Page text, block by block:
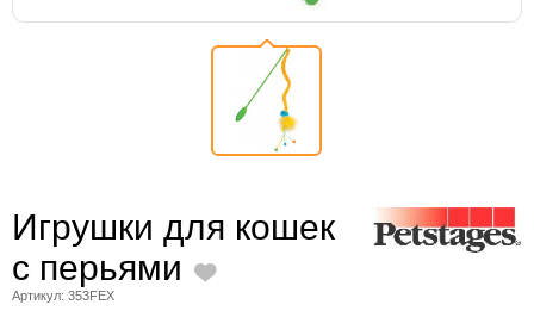
Игрушки для кошек
с перьями
Артикул: 353FEX